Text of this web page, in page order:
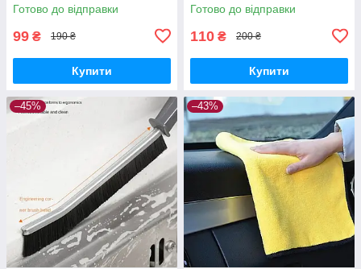
Готово до відправки
99 ₴ 190 ₴
Купити
Готово до відправки
110 ₴ 200 ₴
Купити
–45% –43%